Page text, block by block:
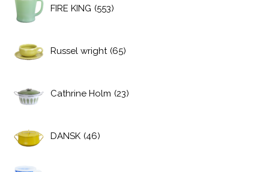
FIRE KING (553)
Russel wright (65)
Cathrine Holm (23)
DANSK (46)